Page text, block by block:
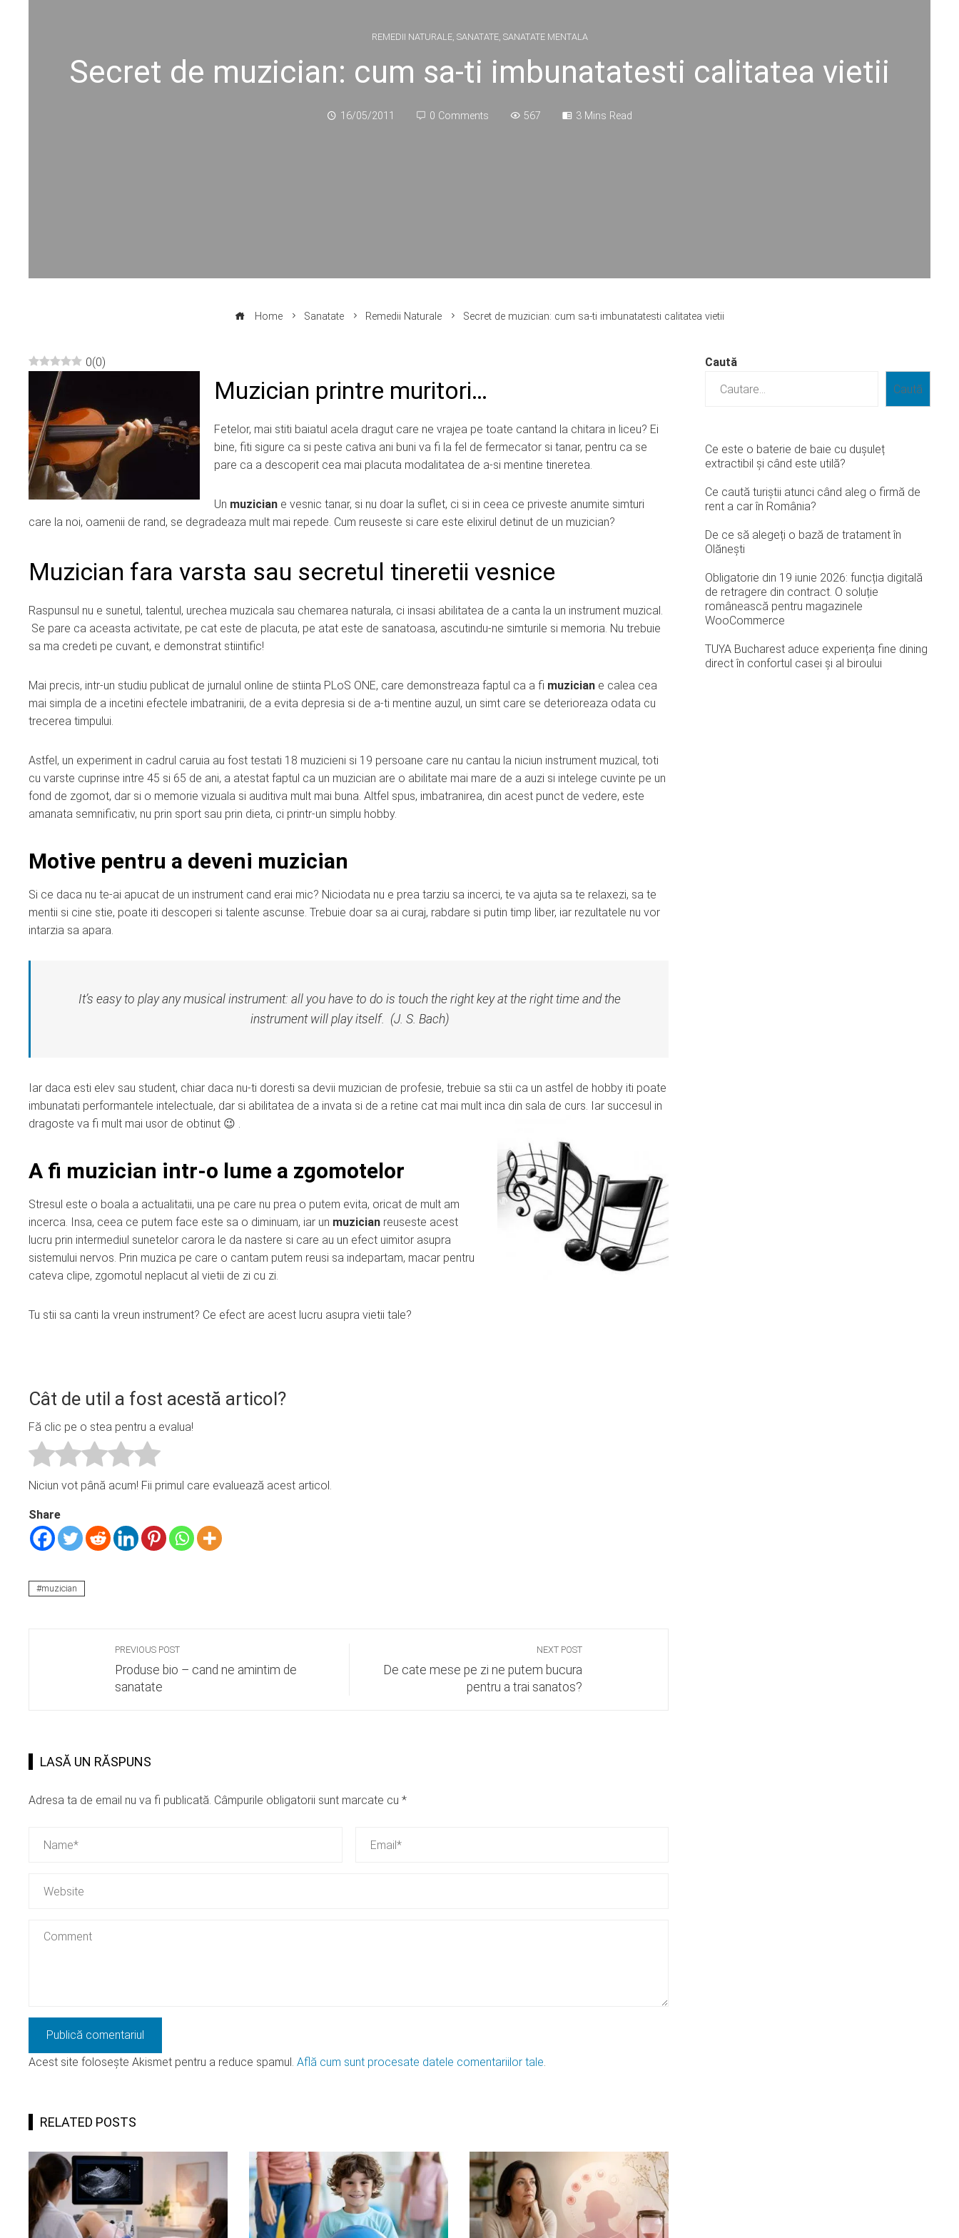
REMEDII NATURALE, SANATATE, SANATATE MENTALA
Secret de muzician: cum sa-ti imbunatatesti calitatea vietii
16/05/2011 0 Comments 567 3 Mins Read
Home Sanatate Remedii Naturale Secret de muzician: cum sa-ti imbunatatesti calitatea vietii
0(0)
Muzician printre muritori…
Fetelor, mai stiti baiatul acela dragut care ne vrajea pe toate cantand la chitara in liceu? Ei
bine, fiti sigure ca si peste cativa ani buni va fi la fel de fermecator si tanar, pentru ca se
pare ca a descoperit cea mai placuta modalitatea de a-si mentine tineretea.
Un muzician e vesnic tanar, si nu doar la suflet, ci si in ceea ce priveste anumite simturi
care la noi, oamenii de rand, se degradeaza mult mai repede. Cum reuseste si care este elixirul detinut de un muzician?
Muzician fara varsta sau secretul tineretii vesnice
Raspunsul nu e sunetul, talentul, urechea muzicala sau chemarea naturala, ci insasi abilitatea de a canta la un instrument muzical.
Se pare ca aceasta activitate, pe cat este de placuta, pe atat este de sanatoasa, ascutindu-ne simturile si memoria. Nu trebuie
sa ma credeti pe cuvant, e demonstrat stiintific!
Mai precis, intr-un studiu publicat de jurnalul online de stiinta PLoS ONE, care demonstreaza faptul ca a fi muzician e calea cea
mai simpla de a incetini efectele imbatranirii, de a evita depresia si de a-ti mentine auzul, un simt care se deterioreaza odata cu
trecerea timpului.
Astfel, un experiment in cadrul caruia au fost testati 18 muzicieni si 19 persoane care nu cantau la niciun instrument muzical, toti
cu varste cuprinse intre 45 si 65 de ani, a atestat faptul ca un muzician are o abilitate mai mare de a auzi si intelege cuvinte pe un
fond de zgomot, dar si o memorie vizuala si auditiva mult mai buna. Altfel spus, imbatranirea, din acest punct de vedere, este
amanata semnificativ, nu prin sport sau prin dieta, ci printr-un simplu hobby.
Motive pentru a deveni muzician
Si ce daca nu te-ai apucat de un instrument cand erai mic? Niciodata nu e prea tarziu sa incerci, te va ajuta sa te relaxezi, sa te
mentii si cine stie, poate iti descoperi si talente ascunse. Trebuie doar sa ai curaj, rabdare si putin timp liber, iar rezultatele nu vor
intarzia sa apara.
It’s easy to play any musical instrument: all you have to do is touch the right key at the right time and the
instrument will play itself. (J. S. Bach)
Iar daca esti elev sau student, chiar daca nu-ti doresti sa devii muzician de profesie, trebuie sa stii ca un astfel de hobby iti poate
imbunatati performantele intelectuale, dar si abilitatea de a invata si de a retine cat mai mult inca din sala de curs. Iar succesul in
dragoste va fi mult mai usor de obtinut 😉 .
A fi muzician intr-o lume a zgomotelor
Stresul este o boala a actualitatii, una pe care nu prea o putem evita, oricat de mult am
incerca. Insa, ceea ce putem face este sa o diminuam, iar un muzician reuseste acest
lucru prin intermediul sunetelor carora le da nastere si care au un efect uimitor asupra
sistemului nervos. Prin muzica pe care o cantam putem reusi sa indepartam, macar pentru
cateva clipe, zgomotul neplacut al vietii de zi cu zi.
Tu stii sa canti la vreun instrument? Ce efect are acest lucru asupra vietii tale?
Cât de util a fost acestă articol?
Fă clic pe o stea pentru a evalua!
Niciun vot până acum! Fii primul care evaluează acest articol.
Share
muzician
PREVIOUS POST
Produse bio – cand ne amintim de
sanatate
NEXT POST
De cate mese pe zi ne putem bucura
pentru a trai sanatos?
LASĂ UN RĂSPUNS
Adresa ta de email nu va fi publicată. Câmpurile obligatorii sunt marcate cu *
Acest site folosește Akismet pentru a reduce spamul. Află cum sunt procesate datele comentariilor tale.
RELATED POSTS
Caută
Caută
Ce este o baterie de baie cu dușuleț
extractibil și când este utilă?
Ce caută turiștii atunci când aleg o firmă de
rent a car în România?
De ce să alegeți o bază de tratament în
Olănești
Obligatorie din 19 iunie 2026: funcția digitală
de retragere din contract. O soluție
românească pentru magazinele
WooCommerce
TUYA Bucharest aduce experiența fine dining
direct în confortul casei și al biroului